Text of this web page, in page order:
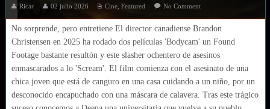
Ricar 02 julio 2026 Cine, Featured No Comment
No sorprende, pero entretiene El director canadiense Brandon
Christensen en 2025 ha rodado dos películas 'Bodycam' un Found
Footage bastante resultón y este slasher ochentero de asesinos
enmascarados a lo 'Scream'. El film comienza con el asesinato de una
chica joven que está de canguro en una casa cuidando a un niño, por un
desconocido encapuchado con una máscara de calavera. Tras este trágico